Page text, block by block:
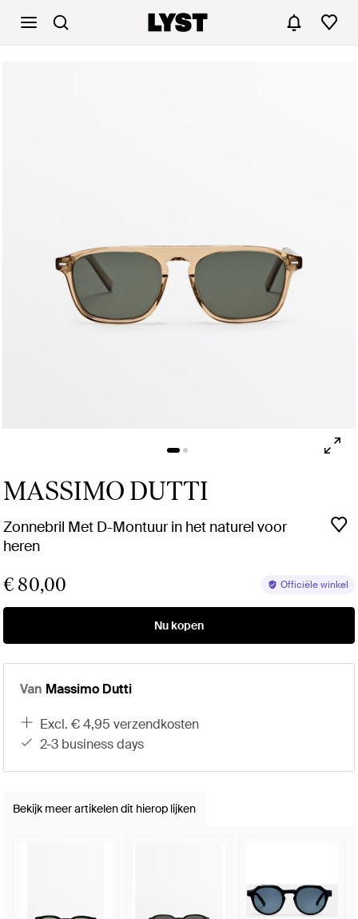
MASSIMO DUTTI
Zonnebril Met D-Montuur in het naturel voor
heren
€ 80,00 Officiële winkel
Nu kopen
Van Massimo Dutti
excl. € 4,95 verzendkosten
2-3 business days
Bekijk meer artikelen dit hierop lijken